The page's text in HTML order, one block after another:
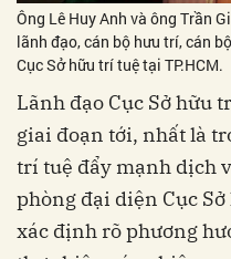
Ông Lê Huy Anh và ông Trần
lãnh đạo, cán bộ hưu trí, cán
Cục Sở hữu trí tuệ tại TP.HCM.
Lãnh đạo Cục Sở hữu
giai đoạn tới, nhất là
trí tuệ đẩy mạnh dịch
phòng đại diện Cục
xác định rõ phương